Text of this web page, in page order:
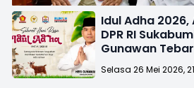
Idul Adha
DPR RI
Gunawan
Kurban
Selasa 26 Mei 2026,